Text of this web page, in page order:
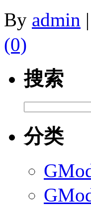
By admin |
(0)
搜索
分类